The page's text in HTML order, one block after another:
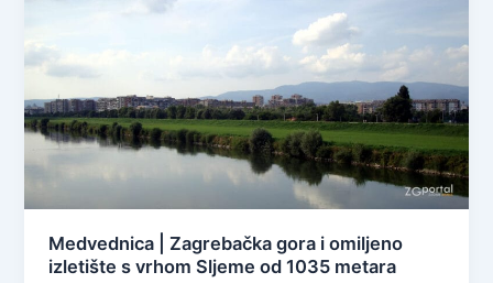
Medvednica | Zagrebačka gora i omiljeno
izletište s vrhom Sljeme od 1035 metara